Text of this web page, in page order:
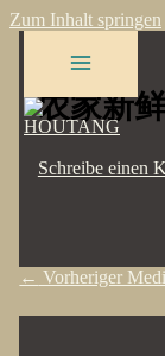
Zum Inhalt springen
农家新
Schreibe einen
← Vorheriger